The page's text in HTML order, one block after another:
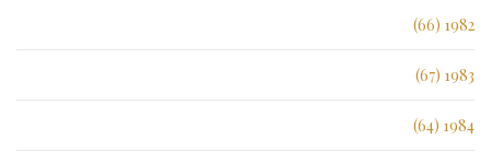
1982 (66)
1983 (67)
1984 (64)